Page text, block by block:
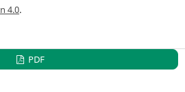
4.0.
PDF